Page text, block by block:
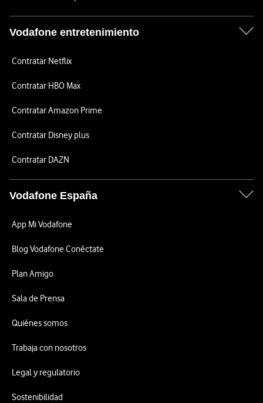
Vodafone entretenimiento
Contratar Netflix
Contratar HBO Max
Contratar Amazon Prime
Contratar Disney plus
Contratar DAZN
Vodafone España
App Mi Vodafone
Blog Vodafone Conéctate
Plan Amigo
Sala de Prensa
Quiénes somos
Trabaja con nosotros
Legal y regulatorio
Sostenibilidad